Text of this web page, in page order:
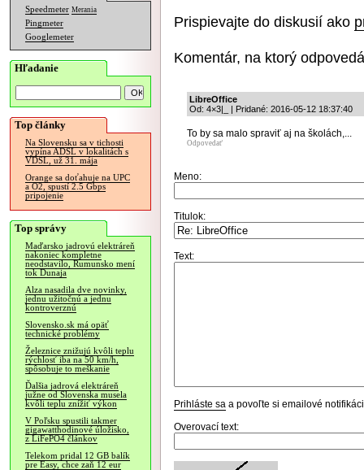
Speedmeter Merania
Pingmeter
Googlemeter
Hľadanie
Top články
Na Slovensku sa v tichosti
vypína ADSL v lokalitách s
VDSL, už 31. mája
Orange sa doťahuje na UPC
a O2, spustí 2.5 Gbps
pripojenie
Top správy
Maďarsko jadrovú elektráreň
nakoniec kompletne
neodstavilo, Rumunsko mení
tok Dunaja
Alza nasadila dve novinky,
jednu užitočnú a jednu
kontroverznú
Slovensko.sk má opäť
technické problémy
Železnice znižujú kvôli teplu
rýchlosť iba na 50 km/h,
spôsobuje to meškanie
Ďalšia jadrová elektráreň
južne od Slovenska musela
kvôli teplu znížiť výkon
V Poľsku spustili takmer
gigawatthodinové úložisko,
z LiFePO4 článkov
Telekom pridal 12 GB balík
pre Easy, chce zaň 12 eur
Prispievajte do diskusií ako
Komentár, na ktorý
LibreOffice
Od: 4×3|_ | Pridané: 2016-05-12 18:37:40
To by sa malo spraviť aj na školách,...
Odpovedať
Meno:
Titulok:
Text:
Prihláste sa a povoľte si emailové
Overovací text: